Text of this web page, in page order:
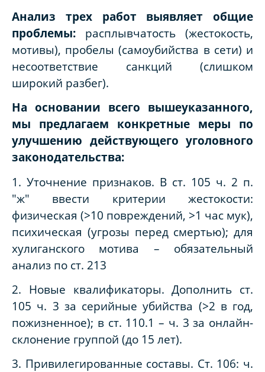
Анализ трех работ выявляет общие
проблемы: расплывчатость (жестокость,
мотивы), пробелы (самоубийства в сети) и
несоответствие санкций (слишком
широкий разбег).
На основании всего вышеуказанного,
мы предлагаем конкретные меры по
улучшению действующего уголовного
законодательства:
1. Уточнение признаков. В ст. 105 ч. 2 п.
"ж" ввести критерии жестокости:
физическая (>10 повреждений, >1 час мук),
психическая (угрозы перед смертью); для
хулиганского мотива – обязательный
анализ по ст. 213
2. Новые квалификаторы. Дополнить ст.
105 ч. 3 за серийные убийства (>2 в год,
пожизненное); в ст. 110.1 – ч. 3 за онлайн-
склонение группой (до 15 лет).
3. Привилегированные составы. Ст. 106: ч.